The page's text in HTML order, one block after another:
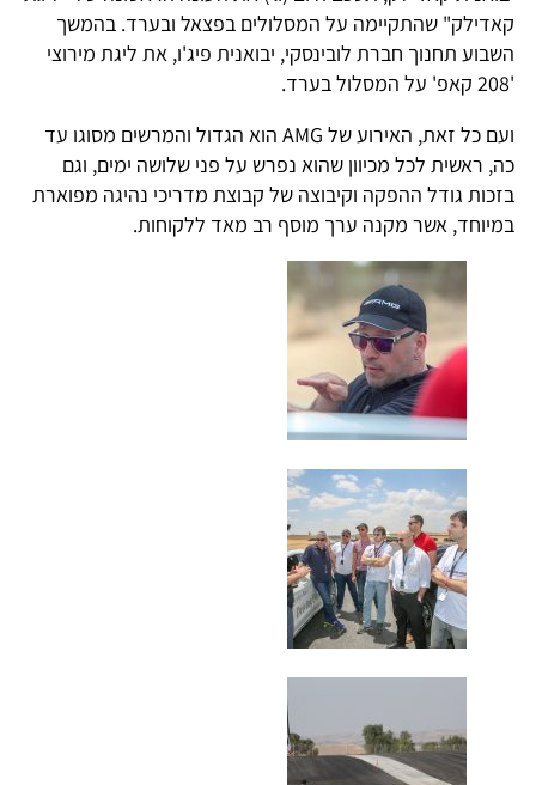
קאדילק" שהתקיימה על המסלולים בפצאל ובערד. בהמשך
השבוע תחנוך חברת לובינסקי, יבואנית פיג'ו, את ליגת מירוצי
'208 קאפ' על המסלול בערד.
ועם כל זאת, האירוע של AMG הוא הגדול והמרשים מסוגו עד
כה, ראשית לכל מכיוון שהוא נפרש על פני שלושה ימים, וגם
בזכות גודל ההפקה וקיבוצה של קבוצת מדריכי נהיגה מפוארת
במיוחד, אשר מקנה ערך מוסף רב מאד ללקוחות.